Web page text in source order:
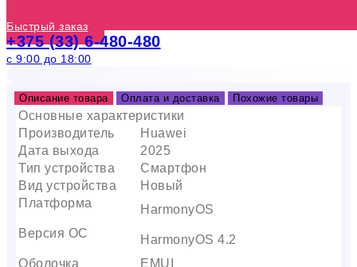
Быстрый заказ
+375 (33) 6-480-480
с 9:00 до 18:00
Описание товара Оплата и доставка Похожие товары
Основные характеристики
Производитель
Huawei
Дата выхода
2025
Тип устройства
Смартфон
Вид устройства
Новый
Платформа
HarmonyOS
Версия ОС
HarmonyOS 4.2
Оболочка
EMUI